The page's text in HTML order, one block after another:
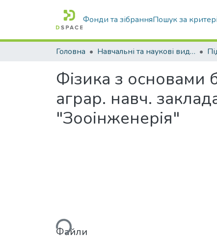
Фонди та зібранняПошук за
Головна Навчальні та наукові видання
Фізика з основами
аграр. навч.
"Зооінженерія"
Вантажиться...
Файли